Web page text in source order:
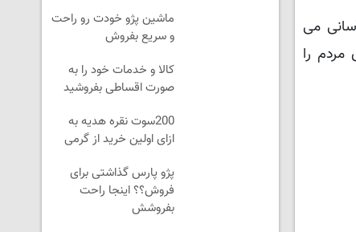
می
را
ماشین پژو خودت رو راحت
و سریع بفروش
کالا و خدمات خود را به
صورت اقساطی بفروشید
200سوت نقره هدیه به
ازای اولین خرید از گرمی
پژو پارس گذاشتی برای
فروش؟؟ اینجا راحت
بفروشش